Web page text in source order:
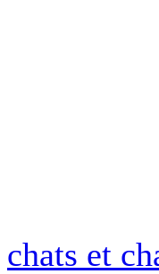
chats et